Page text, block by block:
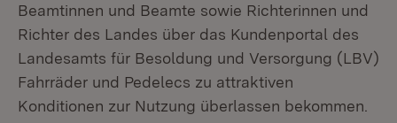
Beamtinnen und Beamte sowie Richterinnen und
Richter des Landes über das Kundenportal des
Landesamts für Besoldung und Versorgung (LBV)
Fahrräder und Pedelecs zu attraktiven
Konditionen zur Nutzung überlassen bekommen.